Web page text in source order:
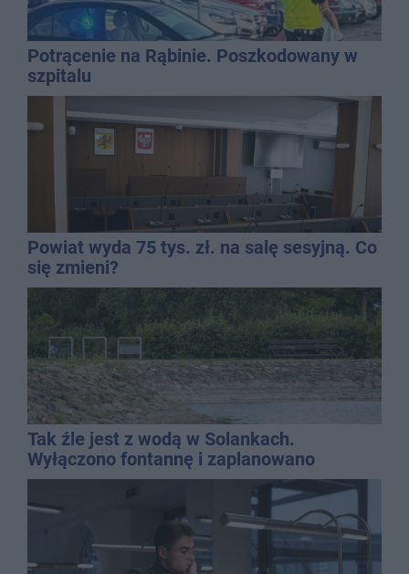
Potrącenie na Rąbinie. Poszkodowany w
szpitalu
Powiat wyda 75 tys. zł. na salę sesyjną. Co
się zmieni?
Tak źle jest z wodą w Solankach.
Wyłączono fontannę i zaplanowano
dolewkę